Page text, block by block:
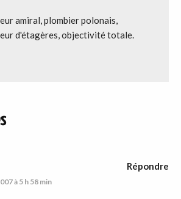
amiral, plombier polonais,
d'étagères, objectivité totale.
à 5 h 58 min
Répondre